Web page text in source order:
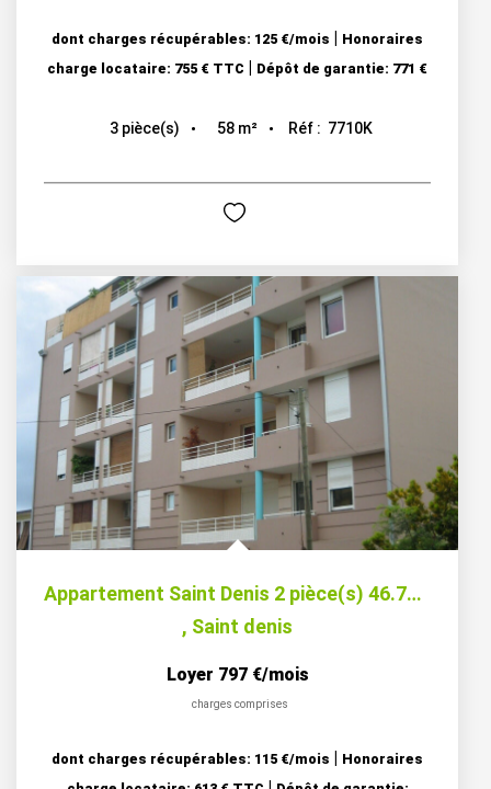
dont charges récupérables: 125 €/mois | Honoraires
charge locataire: 755 € TTC | Dépôt de garantie: 771 €
3 pièce(s) 58 m² Réf : 7710K
Appartement Saint Denis 2 pièce(s) 46.70 m2
, Saint denis
Loyer 797 €/mois
charges comprises
dont charges récupérables: 115 €/mois
Honoraires